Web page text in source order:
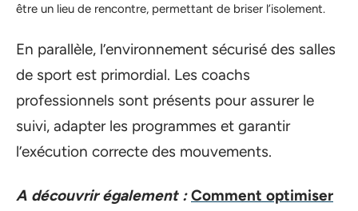
être un lieu de rencontre, permettant de briser l’isolement.
En parallèle, l’environnement sécurisé des salles
de sport est primordial. Les coachs
professionnels sont présents pour assurer le
suivi, adapter les programmes et garantir
l’exécution correcte des mouvements.
A découvrir également : Comment optimiser